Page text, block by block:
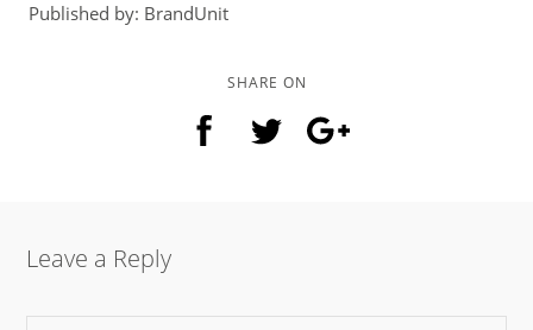
Published by: BrandUnit
SHARE ON
Leave a Reply